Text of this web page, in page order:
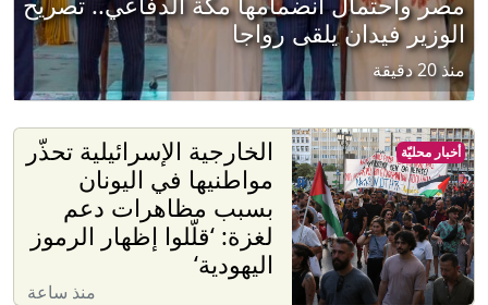
الوزير فيدان يلقى رواجا
منذ 20 دقيقة
الخارجية الإسرائيلية تحذّر
مواطنيها في اليونان
بسبب مظاهرات دعم
لغزة: ‘قلّلوا إظهار الرموز
اليهودية‘
منذ ساعة
أخبار محليّة